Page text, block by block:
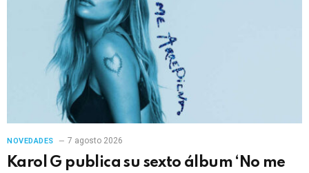
NOVEDADES 7 agosto 2026
Karol G publica su sexto álbum ‘No me